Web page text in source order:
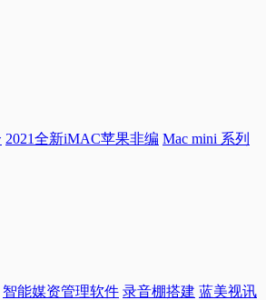
2021全新iMAC苹果非编 Mac mini 系列
智能媒资管理软件 录音棚搭建 蓝美视讯